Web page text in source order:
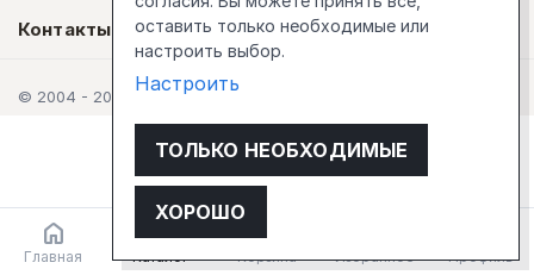
Контакты
© 2004 - 2026 Стокгольм
Главная Каталог Корзина Избранное Профиль
оставить только необходимые или
настроить выбор.
Настроить
ТОЛЬКО НЕОБХОДИМЫЕ
ХОРОШО